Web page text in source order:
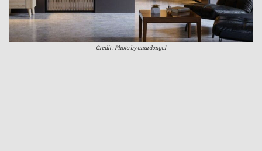
Credit : Photo by onurdongel